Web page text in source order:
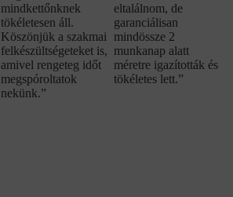
mindkettőnknek
tökéletesen áll.
Köszönjük a szakmai
felkészültségeteket is,
amivel rengeteg időt
megspóroltatok
nekünk.”
eltalálnom, de
garanciálisan
mindössze 2
munkanap alatt
méretre igazították és
tökéletes lett.”